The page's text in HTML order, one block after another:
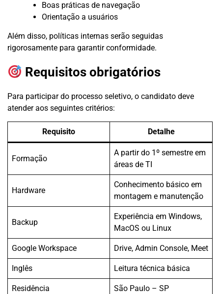
Boas práticas de navegação
Orientação a usuários
Além disso, políticas internas serão seguidas
rigorosamente para garantir conformidade.
Requisitos obrigatórios
Para participar do processo seletivo, o candidato deve
atender aos seguintes critérios:
Requisito Detalhe
Formação
A partir do 1º semestre em
áreas de TI
Hardware
Conhecimento básico em
montagem e manutenção
Backup
Experiência em Windows,
MacOS ou Linux
Google Workspace Drive, Admin Console, Meet
Inglês Leitura técnica básica
Residência São Paulo – SP